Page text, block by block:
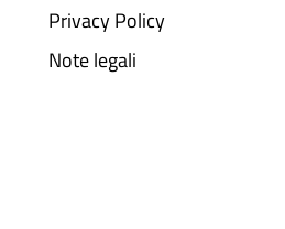
Privacy Policy
Note legali